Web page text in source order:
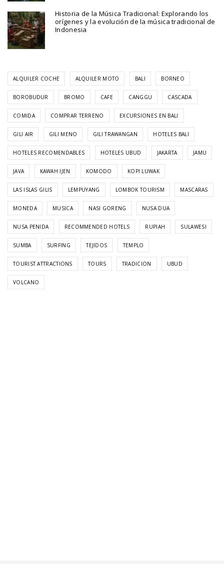
Historia de la Música Tradicional: Explorando los
orígenes y la evolución de la música tradicional de
Indonesia
ALQUILER COCHE ALQUILER MOTO BALI BORNEO
BOROBUDUR BROMO CAFE CANGGU CASCADA
COMIDA COMPRAR TERRENO EXCURSIONES EN BALI
GILI AIR GILI MENO GILI TRAWANGAN HOTELES BALI
HOTELES RECOMENDABLES HOTELES UBUD JAKARTA JAMU
JAVA KAWAH IJEN KOMODO KOPI LUWAK
LAS ISLAS GILIS LEMPUYANG LOMBOK TOURISM MASCARAS
MONEDA MUSICA NASI GORENG NUSA DUA
NUSA PENIDA RECOMMENDED HOTELS RUPIAH SULAWESI
SUMBA SURFING TEJIDOS TEMPLO
TOURIST ATTRACTIONS TOURS TRADICION UBUD
VOLCANO